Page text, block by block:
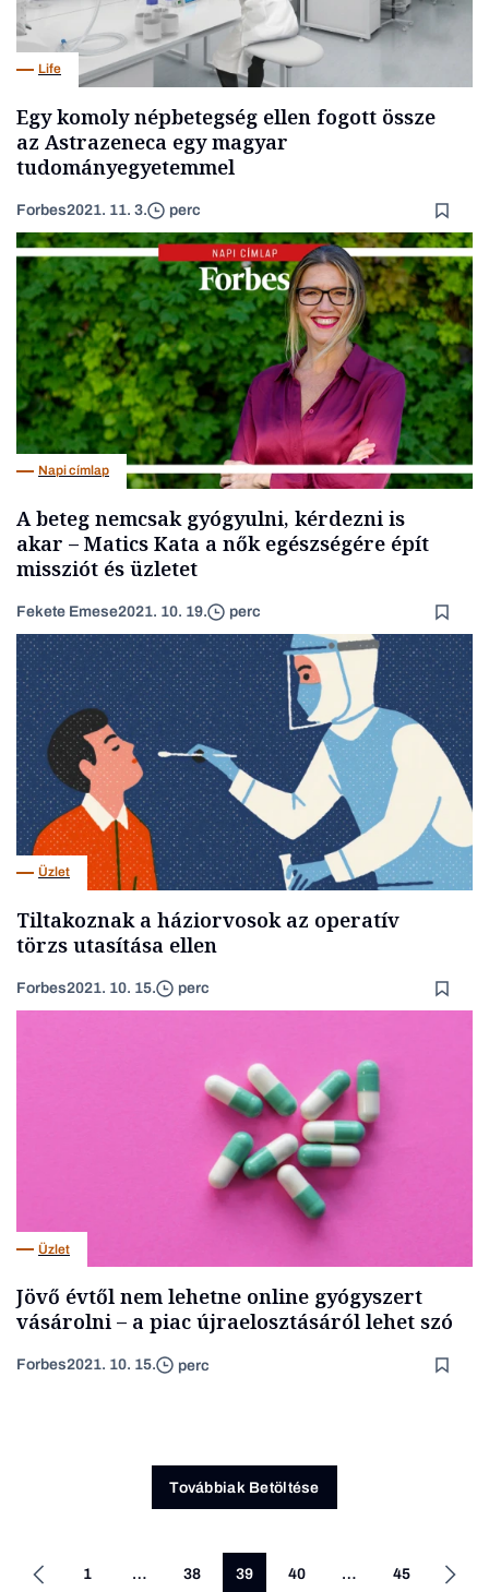
Life
Egy komoly népbetegség ellen fogott össze
az Astrazeneca egy magyar
tudományegyetemmel
Forbes2021. 11. 3. perc
Napi címlap
A beteg nemcsak gyógyulni, kérdezni is
akar – Matics Kata a nők egészségére épít
missziót és üzletet
Fekete Emese2021. 10. 19. perc
Üzlet
Tiltakoznak a háziorvosok az operatív
törzs utasítása ellen
Forbes2021. 10. 15. perc
Üzlet
Jövő évtől nem lehetne online gyógyszert
vásárolni – a piac újraelosztásáról lehet szó
Forbes2021. 10. 15. perc
Továbbiak Betöltése
1 … 38 39 40 … 45